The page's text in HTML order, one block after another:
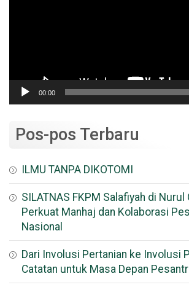
00:00
Pos-pos Terbaru
ILMU TANPA DIKOTOMI
SILATNAS FKPM Salafiyah di
Perkuat Manhaj dan Kolaborasi
Nasional
Dari Involusi Pertanian ke Involusi
Catatan untuk Masa Depan